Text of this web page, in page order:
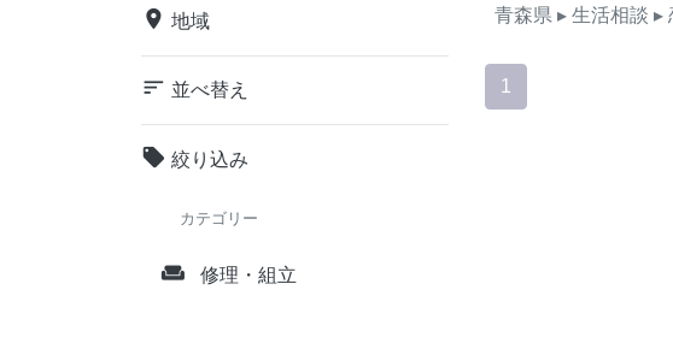
place 地域
sort 並べ替え
local_offer 絞り込み
カテゴリー
weekend 修理・組立
青森県 ▸ 生活相談 ▸
1